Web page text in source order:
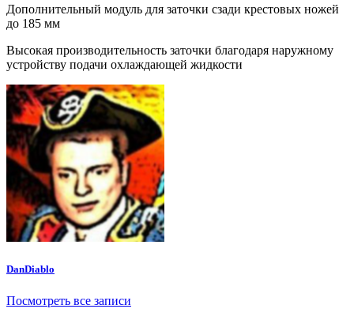
Дополнительный модуль для заточки сзади крестовых ножей
до 185 мм
Высокая производительность заточки благодаря наружному
устройству подачи охлаждающей жидкости
DanDiablo
Посмотреть все записи